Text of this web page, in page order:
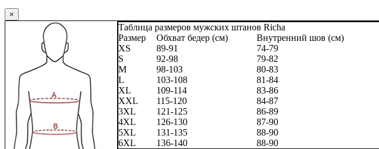
×
Таблица размеров мужских штанов Richa
Размер
Обхват бедер (см)
Внутренний шов (см)
XS
89-91
74-79
S
92-98
79-82
M
98-103
80-83
L
103-108
81-84
XL
109-114
83-86
XXL
115-120
84-87
3XL
121-125
86-89
4XL
126-130
87-90
5XL
131-135
88-90
6XL
136-140 88-90